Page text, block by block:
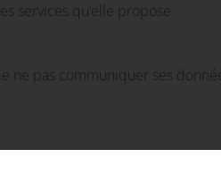
services qu’elle propose.
ne pas communiquer ses
suivants, conformément à